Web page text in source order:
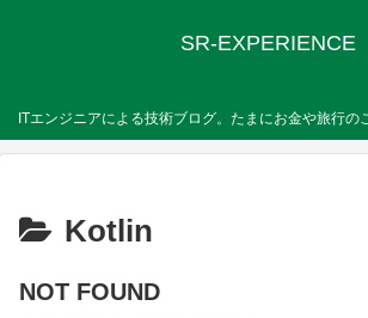
SR-EXPERIENCE
ITエンジニアによる技術ブログ。たまにお金や旅行の
Kotlin
NOT FOUND